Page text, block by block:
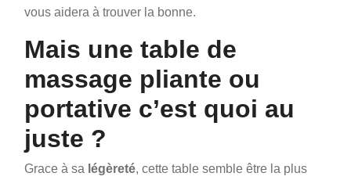
vous aidera à trouver la bonne.
Mais une table de
massage pliante ou
portative c’est quoi au
juste ?
Grace à sa légèreté, cette table semble être la plus